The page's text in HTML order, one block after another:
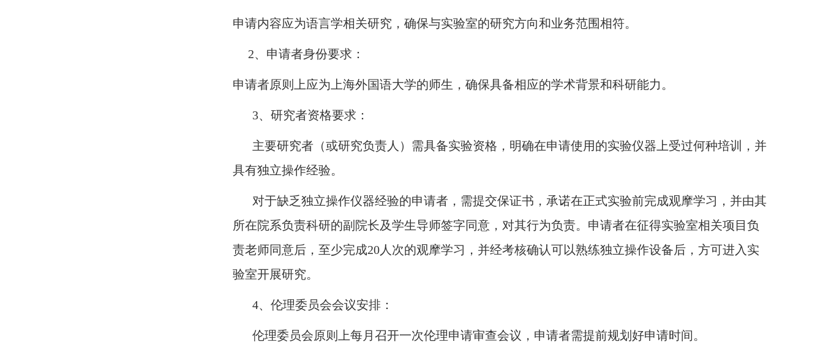
申请内容应为语言学相关研究，确保与实验室的研究方向和业务范围相符。
2、申请者身份要求：
申请者原则上应为上海外国语大学的师生，确保具备相应的学术背景和科研能力。
3、研究者资格要求：
主要研究者（或研究负责人）需具备实验资格，明确在申请使用的实验仪器上受过何种培训，并
具有独立操作经验。
对于缺乏独立操作仪器经验的申请者，需提交保证书，承诺在正式实验前完成观摩学习，并由其
所在院系负责科研的副院长及学生导师签字同意，对其行为负责。申请者在征得实验室相关项目负
责老师同意后，至少完成20人次的观摩学习，并经考核确认可以熟练独立操作设备后，方可进入实
验室开展研究。
4、伦理委员会会议安排：
伦理委员会原则上每月召开一次伦理申请审查会议，申请者需提前规划好申请时间。